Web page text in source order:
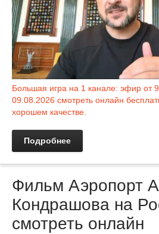
Большая игра на 1 канале: эфир от 9
09.08.2026 смотреть онлайн
хорошем качестве.
Подробнее
Фильм Аэропорт
Кондрашова на
смотреть онлайн